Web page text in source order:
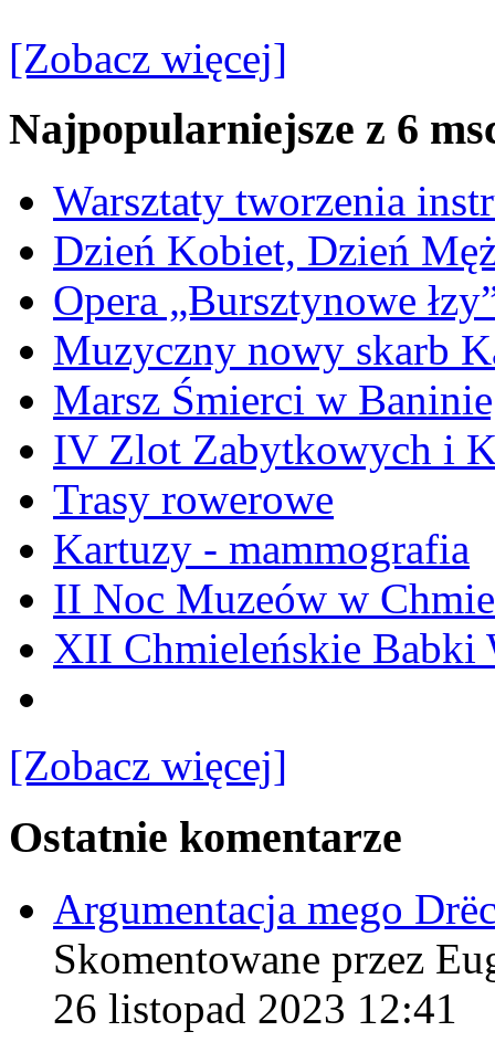
[Zobacz więcej]
Najpopularniejsze z 6
Warsztaty tworzenia
Dzień Kobiet, Dzień
Opera „Bursztynowe
Muzyczny nowy skarb
Marsz Śmierci w
IV Zlot Zabytkowych i
Trasy rowerowe
Kartuzy - mammografia
II Noc Muzeów w
XII Chmieleńskie Babki
[Zobacz więcej]
Ostatnie komentarze
Argumentacja mego
Skomentowane przez
26 listopad 2023 12:41